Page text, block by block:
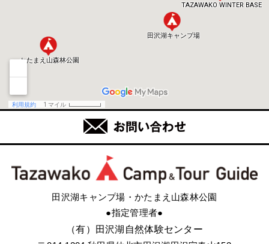
田沢湖キャンプ場・かたまえ山森林公園
●指定管理者●
（有）田沢湖自然体験センター